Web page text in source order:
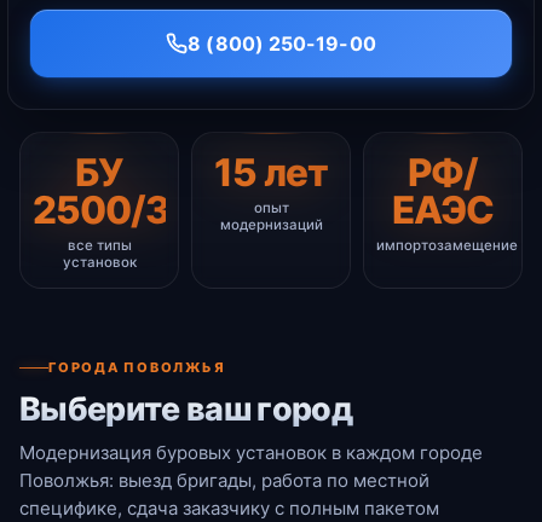
8 (800) 250-19-00
БУ
2500/3000/4500
все типы
установок
15 лет
опыт
модернизаций
РФ/
ЕАЭС
импортозамещение
ГОРОДА ПОВОЛЖЬЯ
Выберите ваш город
Модернизация буровых установок в каждом городе
Поволжья: выезд бригады, работа по местной
специфике, сдача заказчику с полным пакетом